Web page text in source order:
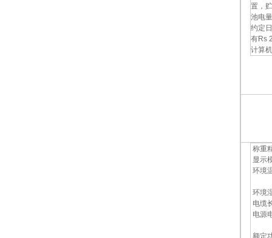
置，
池电
约定
有Rs
计算
称重
显示
环境
环境
电缆
电源
额定